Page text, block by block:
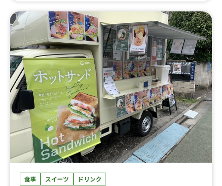
プ、メイプルソースホイップ、ホイップのみクレープ、バ
ナナホイップ、チョコバナナホイップ、キャラメルバナナ
ホイップ、抹茶バナナホイップ、グレープフルーツホイッ
プ、生苺ホイップ、チョコ生苺ホイップ、バナナ生苺ホイ
ップ、チョコバナナ生苺ホイップ、あずきホイップ、マロ
ンあずきホイップ、抹茶あずきホイップ、黒みつ・きな
こ クレープ、売上報告用）550円クレープ、売上報告
用）600円クレープ、売上報告用）650円クレープ、売上
報告用）680円クレープ、売上報告用）700円クレープ、
売上報告用）750円クレープ、トッピング50円、トッピン
グ100円、ホットコーヒー、アイスコーヒー（アイスアメ
リカーノ）、カフェラテ、ハンドドリップ シングルオリ
ジン（ホット）、ハンドドリップ ブレンドコーヒー（ホ
ット）、カフェオレ（ドリップコーヒーのミルク割り）、
ホットチョコレート、ホットジンジャー、抹茶ラテ、自家
製レモンスカッシュ、自家製レモネード、クラフトコー
食事 スイーツ ドリンク